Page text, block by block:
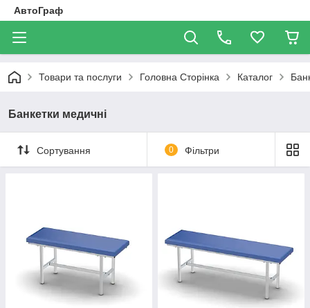
АвтоГраф
Товари та послуги Головна Сторінка Каталог
Банкетки медичні
Сортування 0 Фільтри